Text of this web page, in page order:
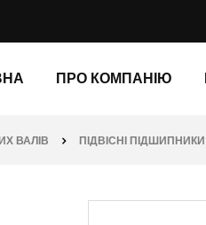
ПРО КОМПАНІЮ
ВАЛІВ ПІДВІСНІ ПІДШИПНИКИ